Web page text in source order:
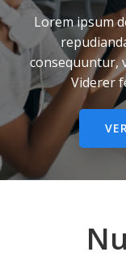
Lorem ipsum
consequuntur,
Viderer